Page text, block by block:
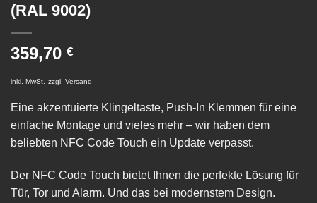
(RAL 9002)
359,70 €
inkl. MwSt. zzgl. Versand
Eine akzentuierte Klingeltaste, Push-In Klemmen für eine
einfache Montage und vieles mehr – wir haben dem
beliebten NFC Code Touch ein Update verpasst.
Der NFC Code Touch bietet Ihnen die perfekte Lösung für
Tür, Tor und Alarm. Und das bei modernstem Design.